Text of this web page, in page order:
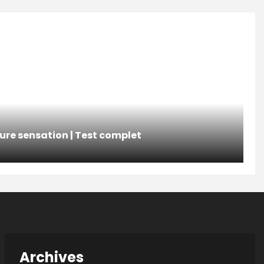
sensation | Test complet
Archives